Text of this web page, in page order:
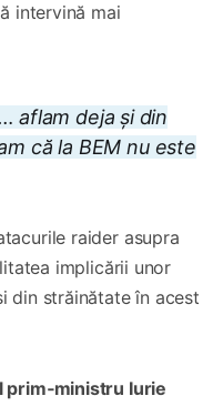
intervină mai
aflam deja și din
că la BEM nu este
raider asupra
implicării unor
din străinătate în acest
prim‑ministru Iurie